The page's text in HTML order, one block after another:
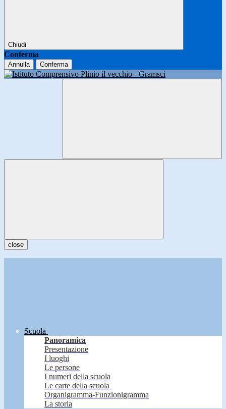
Chiudi
Conferma
Annulla Conferma
close
Scuola
Panoramica
Presentazione
I luoghi
Le persone
I numeri della scuola
Le carte della scuola
Organigramma-Funzionigramma
La storia